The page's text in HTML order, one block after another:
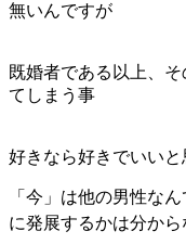
無いんですが
既婚者である以上、
てしまう事
好きなら好きでいい
「今」は他の男性な